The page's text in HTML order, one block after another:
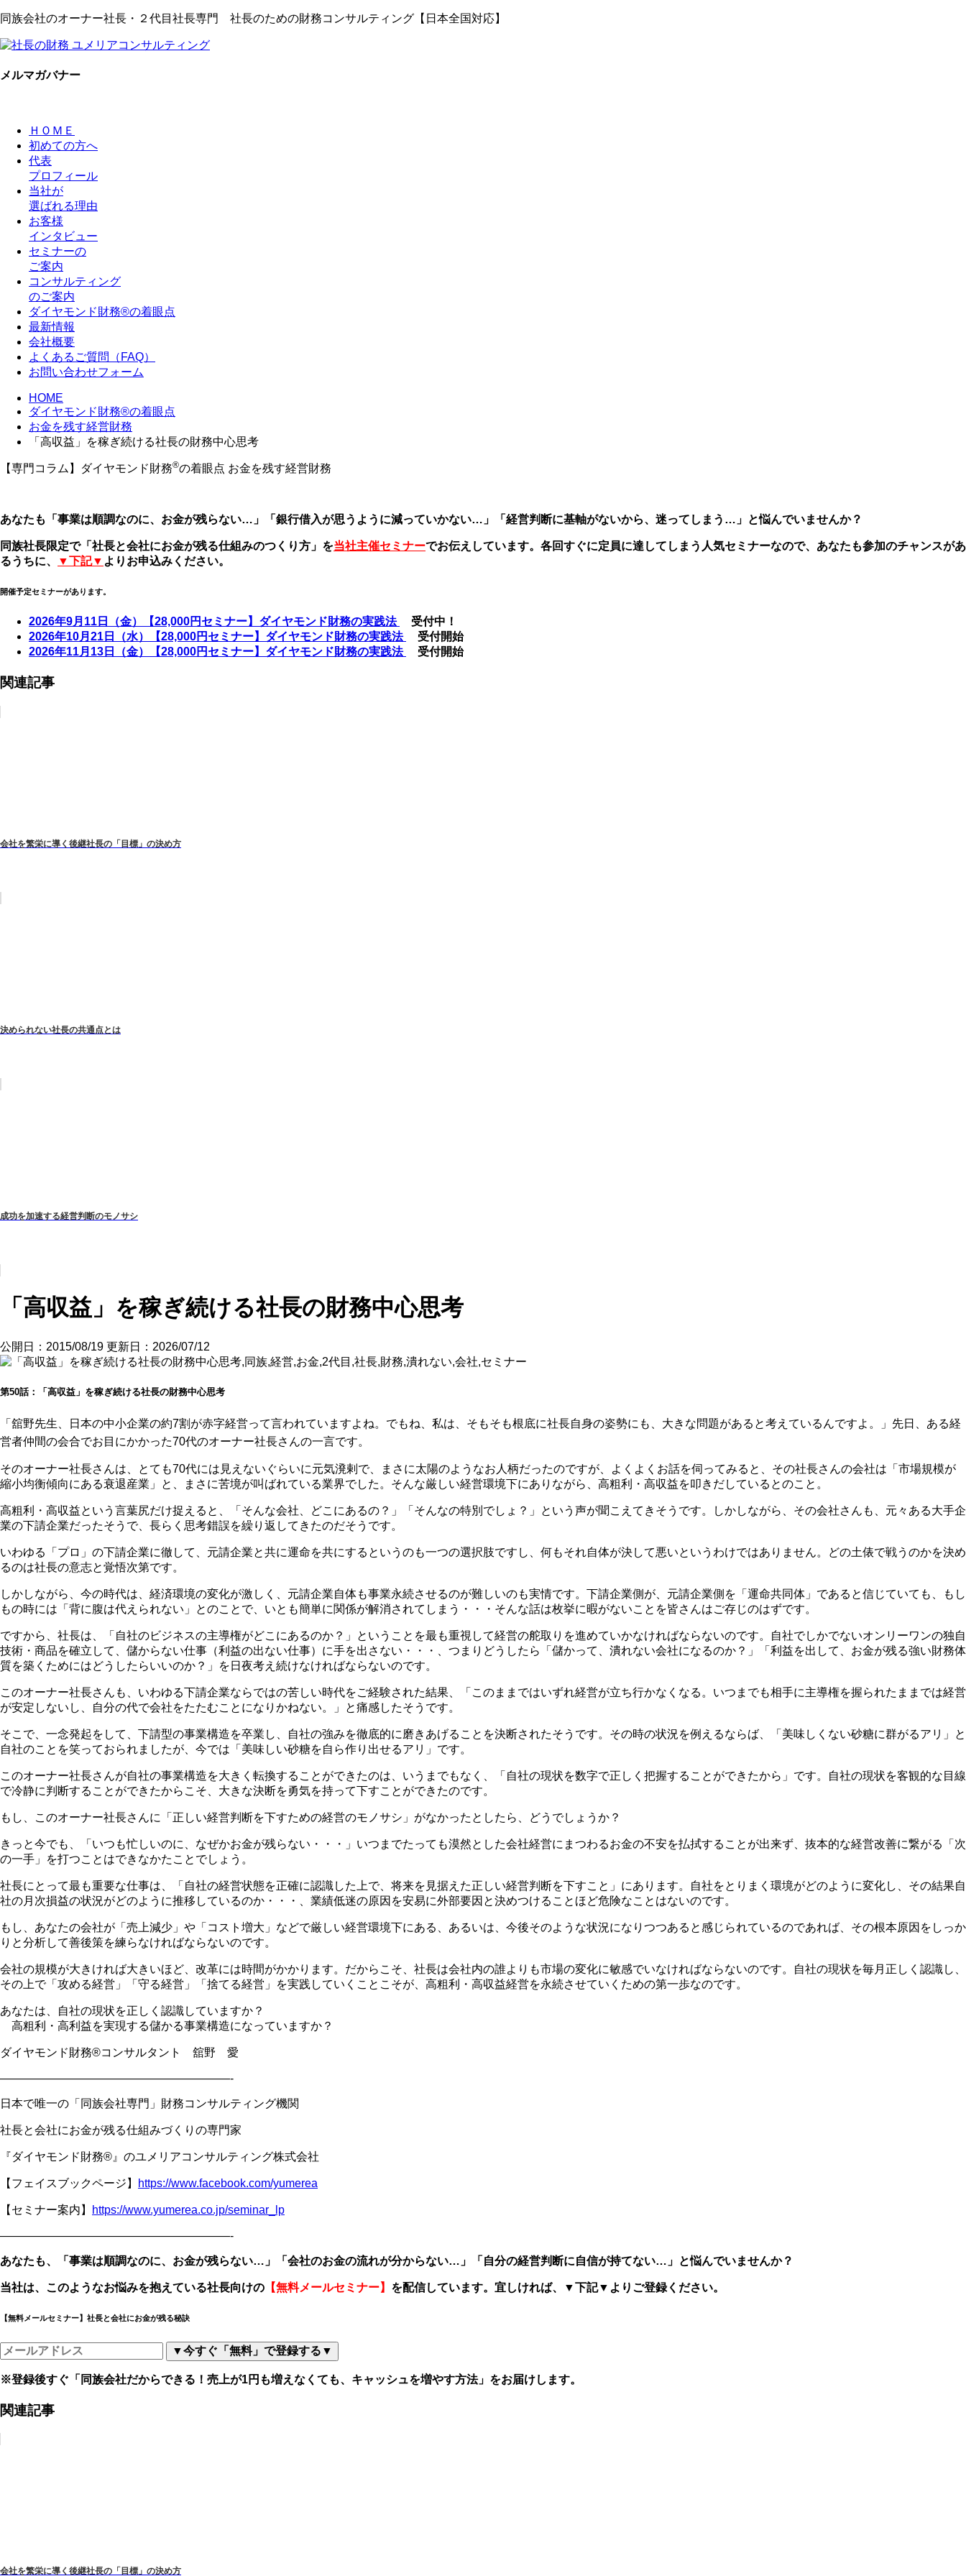
同族会社のオーナー社長・２代目社長専門 社長のための財務コンサルティング【日本全国対応】
メルマガバナー
ＨＯＭＥ
初めての方へ
代表
プロフィール
当社が
選ばれる理由
お客様
インタビュー
セミナーの
ご案内
コンサルティング
のご案内
ダイヤモンド財務®の着眼点
最新情報
会社概要
よくあるご質問（FAQ）
お問い合わせフォーム
HOME
ダイヤモンド財務®の着眼点
お金を残す経営財務
「高収益」を稼ぎ続ける社長の財務中心思考
【専門コラム】ダイヤモンド財務®の着眼点 お金を残す経営財務
あなたも「事業は順調なのに、お金が残らない…」「銀行借入が思うように減っていかない…」「経営判断に基軸がないから、迷ってしまう…」と悩んでいませんか？
同族社長限定で「社長と会社にお金が残る仕組みのつくり方」を当社主催セミナーでお伝えしています。各回すぐに定員に達してしまう人気セミナーなので、あなたも参加のチャンスがあ
るうちに、
▼下記▼ よりお申込みください。
開催予定セミナーがあります。
2026年9月11日（金）【28,000円セミナー】ダイヤモンド財務の実践法
受付中！
2026年10月21日（水）【28,000円セミナー】ダイヤモンド財務の実践法
受付開始
2026年11月13日（金）【28,000円セミナー】ダイヤモンド財務の実践法
受付開始
関連記事
会社を繁栄に導く後継社長の「目標」の決め方
決められない社長の共通点とは
成功を加速する経営判断のモノサシ
「高収益」を稼ぎ続ける社長の財務中心思考
公開日：2015/08/19 更新日：2026/07/12
第50話：「高収益」を稼ぎ続ける社長の財務中心思考
「舘野先生、日本の中小企業の約7割が赤字経営って言われていますよね。でもね、私は、そもそも根底に社長自身の姿勢にも、大きな問題があると考えているんですよ。」先日、ある経
営者仲間の会合でお目にかかった70代のオーナー社長さんの一言です。
そのオーナー社長さんは、とても70代には見えないぐらいに元気溌剌で、まさに太陽のようなお人柄だったのですが、よくよくお話を伺ってみると、その社長さんの会社は「市場規模が
縮小均衡傾向にある衰退産業」と、まさに苦境が叫ばれている業界でした。そんな厳しい経営環境下にありながら、高粗利・高収益を叩きだしているとのこと。
高粗利・高収益という言葉尻だけ捉えると、「そんな会社、どこにあるの？」「そんなの特別でしょ？」という声が聞こえてきそうです。しかしながら、その会社さんも、元々ある大手企
業の下請企業だったそうで、長らく思考錯誤を繰り返してきたのだそうです。
いわゆる「プロ」の下請企業に徹して、元請企業と共に運命を共にするというのも一つの選択肢ですし、何もそれ自体が決して悪いというわけではありません。どの土俵で戦うのかを決め
るのは社長の意志と覚悟次第です。
しかしながら、今の時代は、経済環境の変化が激しく、元請企業自体も事業永続させるのが難しいのも実情です。下請企業側が、元請企業側を「運命共同体」であると信じていても、もし
もの時には「背に腹は代えられない」とのことで、いとも簡単に関係が解消されてしまう・・・そんな話は枚挙に暇がないことを皆さんはご存じのはずです。
ですから、社長は、「自社のビジネスの主導権がどこにあるのか？」ということを最も重視して経営の舵取りを進めていかなければならないのです。自社でしかでないオンリーワンの独自
技術・商品を確立して、儲からない仕事（利益の出ない仕事）に手を出さない・・・、つまりどうしたら「儲かって、潰れない会社になるのか？」「利益を出して、お金が残る強い財務体
質を築くためにはどうしたらいいのか？」を日夜考え続けなければならないのです。
このオーナー社長さんも、いわゆる下請企業ならではの苦しい時代をご経験された結果、「このままではいずれ経営が立ち行かなくなる。いつまでも相手に主導権を握られたままでは経営
が安定しないし、自分の代で会社をたたむことになりかねない。」と痛感したそうです。
そこで、一念発起をして、下請型の事業構造を卒業し、自社の強みを徹底的に磨きあげることを決断されたそうです。その時の状況を例えるならば、「美味しくない砂糖に群がるアリ」と
自社のことを笑っておられましたが、今では「美味しい砂糖を自ら作り出せるアリ」です。
このオーナー社長さんが自社の事業構造を大きく転換することができたのは、いうまでもなく、「自社の現状を数字で正しく把握することができたから」です。自社の現状を客観的な目線
で冷静に判断することができたからこそ、大きな決断を勇気を持って下すことができたのです。
もし、このオーナー社長さんに「正しい経営判断を下すための経営のモノサシ」がなかったとしたら、どうでしょうか？
きっと今でも、「いつも忙しいのに、なぜかお金が残らない・・・」いつまでたっても漠然とした会社経営にまつわるお金の不安を払拭することが出来ず、抜本的な経営改善に繋がる「次
の一手」を打つことはできなかたことでしょう。
社長にとって最も重要な仕事は、「自社の経営状態を正確に認識した上で、将来を見据えた正しい経営判断を下すこと」にあります。自社をとりまく環境がどのように変化し、その結果自
社の月次損益の状況がどのように推移しているのか・・・、業績低迷の原因を安易に外部要因と決めつけることほど危険なことはないのです。
もし、あなたの会社が「売上減少」や「コスト増大」などで厳しい経営環境下にある、あるいは、今後そのような状況になりつつあると感じられているのであれば、その根本原因をしっか
りと分析して善後策を練らなければならないのです。
会社の規模が大きければ大きいほど、改革には時間がかかります。だからこそ、社長は会社内の誰よりも市場の変化に敏感でいなければならないのです。自社の現状を毎月正しく認識し、
その上で「攻める経営」「守る経営」「捨てる経営」を実践していくことこそが、高粗利・高収益経営を永続させていくための第一歩なのです。
あなたは、自社の現状を正しく認識していますか？
高粗利・高利益を実現する儲かる事業構造になっていますか？
ダイヤモンド財務®コンサルタント 舘野 愛
————————————————————-
日本で唯一の「同族会社専門」財務コンサルティング機関
社長と会社にお金が残る仕組みづくりの専門家
『ダイヤモンド財務® 』のユメリアコンサルティング株式会社
【フェイスブックページ】 https://www.facebook.com/yumerea
【セミナー案内】 https://www.yumerea.co.jp/seminar_lp
————————————————————-
あなたも、「事業は順調なのに、お金が残らない… 」「会社のお金の流れが分からない… 」「自分の経営判断に自信が持てない… 」と悩んでいませんか？
当社は、このようなお悩みを抱えている社長向けの 【無料メールセミナー】 を配信しています。宜しければ、 ▼下記▼ よりご登録ください。
【無料メールセミナー】社長と会社にお金が残る秘訣
▼今すぐ「無料」で登録する▼
※登録後すぐ「同族会社だからできる！売上が1円も増えなくても、キャッシュを増やす方法」をお届けします。
関連記事
会社を繁栄に導く後継社長の「目標」の決め方